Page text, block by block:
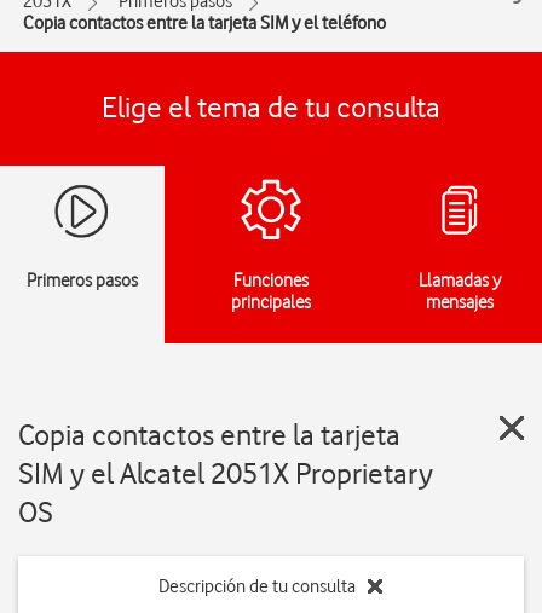
Copia contactos entre la tarjeta SIM y el teléfono
Elige el tema de tu consulta
Primeros pasos
Funciones
principales
Llamadas y
mensajes
Copia contactos entre la tarjeta
SIM y el Alcatel 2051X Proprietary
OS
Descripción de tu consulta